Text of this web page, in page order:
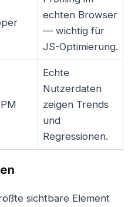
echten Browser
— wichtig für
JS-Optimierung.
Echte
Nutzerdaten
zeigen Trends
und
Regressionen.
sichtbare Element